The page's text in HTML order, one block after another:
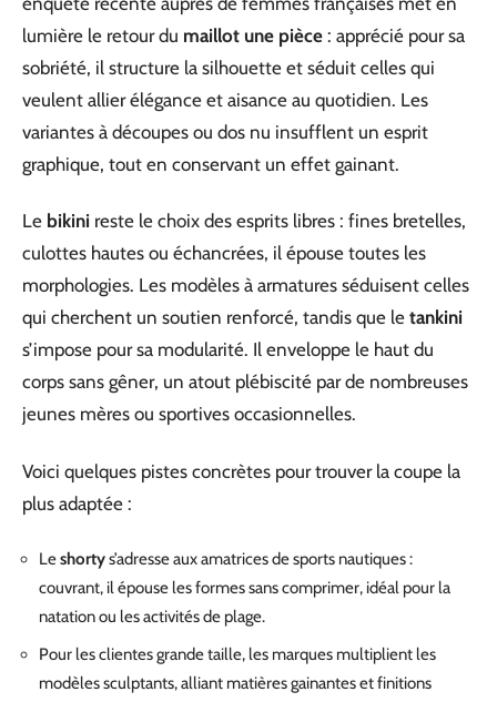
lumière le retour du maillot une pièce : apprécié pour sa
sobriété, il structure la silhouette et séduit celles qui
veulent allier élégance et aisance au quotidien. Les
variantes à découpes ou dos nu insufflent un esprit
graphique, tout en conservant un effet gainant.
Le bikini reste le choix des esprits libres : fines bretelles,
culottes hautes ou échancrées, il épouse toutes les
morphologies. Les modèles à armatures séduisent celles
qui cherchent un soutien renforcé, tandis que le tankini
s’impose pour sa modularité. Il enveloppe le haut du
corps sans gêner, un atout plébiscité par de nombreuses
jeunes mères ou sportives occasionnelles.
Voici quelques pistes concrètes pour trouver la coupe la
plus adaptée :
Leshortys’adresse aux amatrices de sports nautiques :
couvrant, il épouse les formes sans comprimer, idéal pour la
natation ou les activités de plage.
Pour les clientes grande taille, les marques multiplient les
modèles sculptants, alliant matières gainantes et finitions